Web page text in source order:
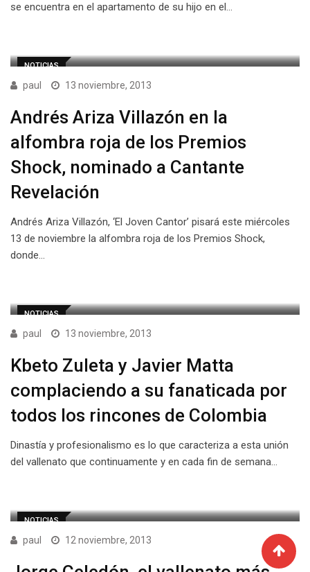
se encuentra en el apartamento de su hijo en el…
NOTICIAS
paul 13 noviembre, 2013
Andrés Ariza Villazón en la
alfombra roja de los Premios
Shock, nominado a Cantante
Revelación
Andrés Ariza Villazón, ‘El Joven Cantor’ pisará este miércoles
13 de noviembre la alfombra roja de los Premios Shock,
donde…
NOTICIAS
paul 13 noviembre, 2013
Kbeto Zuleta y Javier Matta
complaciendo a su fanaticada por
todos los rincones de Colombia
Dinastía y profesionalismo es lo que caracteriza a esta unión
del vallenato que continuamente y en cada fin de semana…
NOTICIAS
paul 12 noviembre, 2013